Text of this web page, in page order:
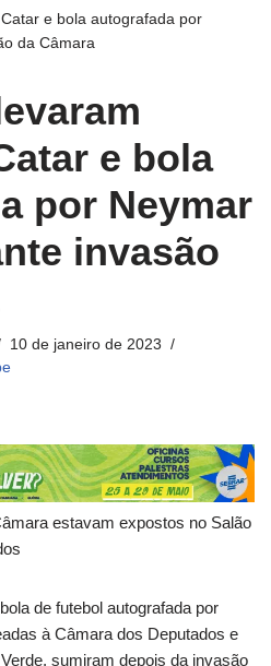
e bola autografada por
da Câmara
e bola
por Neymar
invasão
10 de janeiro de 2023
estavam expostos no Salão
de futebol autografada por
à Câmara dos Deputados e
sumiram depois da invasão